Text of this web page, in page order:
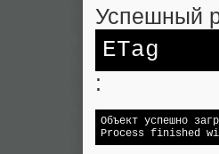
Успешный
ETag
:
Объект успешно
Process finished